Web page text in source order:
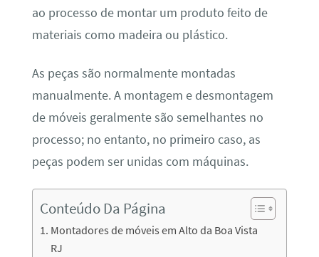
ao processo de montar um produto feito de
materiais como madeira ou plástico.
As peças são normalmente montadas
manualmente. A montagem e desmontagem
de móveis geralmente são semelhantes no
processo; no entanto, no primeiro caso, as
peças podem ser unidas com máquinas.
Conteúdo Da Página
Montadores de móveis em Alto da Boa Vista
RJ